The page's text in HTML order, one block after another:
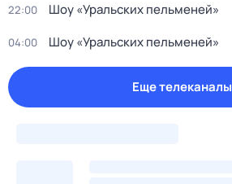
22:00 Шоу «Уральских пельменей»
04:00 Шоу «Уральских пельменей»
Еще телеканалы